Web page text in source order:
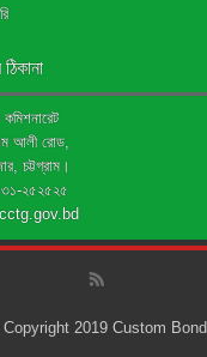
আলী রোড,
চট্টগ্রাম।
২৫২৫২৫
2019 Custom Bond